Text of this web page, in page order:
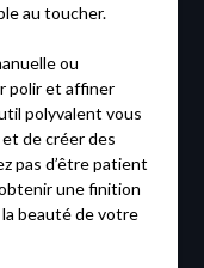
au toucher.
ou
polir et affiner
polyvalent vous
de créer des
pas d’être patient
une finition
beauté de votre